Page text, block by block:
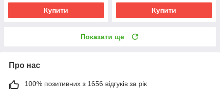
Купити Купити
Показати ще
Про нас
100% позитивних з 1656 відгуків за рік